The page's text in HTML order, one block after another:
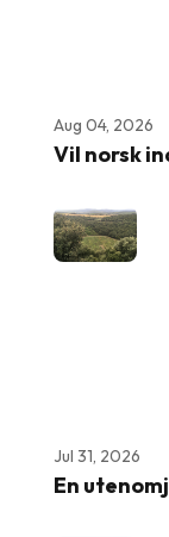
Aug 04, 2026
Vil norsk
Jul 31, 2026
En